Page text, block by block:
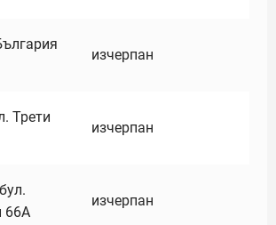
изчерпан
Трети
изчерпан
66А
изчерпан